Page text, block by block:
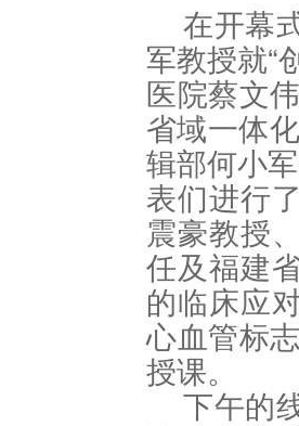
在开幕
军教授就“
医院蔡文
省域一体
辑部何小
表们进行
震豪教授
任及福建
的临床应
心血管标
授课。
下午的